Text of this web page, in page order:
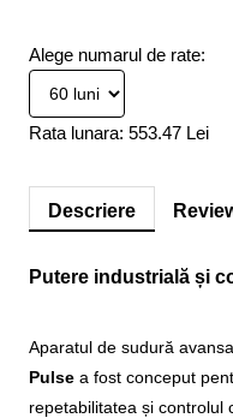
Alege numarul de rate:
Rata lunara: 553.47 Lei
Descriere
Putere industrială și
Aparatul de sudură
Pulse a fost conceput
repetabilitatea și controlul